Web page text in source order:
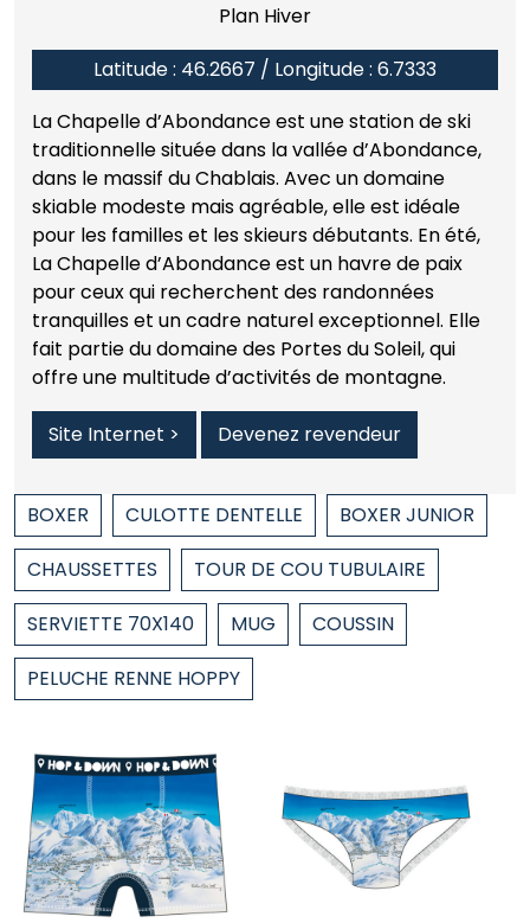
Plan Hiver
Latitude : 46.2667 / Longitude : 6.7333
La Chapelle d’Abondance est une station de ski
traditionnelle située dans la vallée d’Abondance,
dans le massif du Chablais. Avec un domaine
skiable modeste mais agréable, elle est idéale
pour les familles et les skieurs débutants. En été,
La Chapelle d’Abondance est un havre de paix
pour ceux qui recherchent des randonnées
tranquilles et un cadre naturel exceptionnel. Elle
fait partie du domaine des Portes du Soleil, qui
offre une multitude d’activités de montagne.
Site Internet > Devenez revendeur
BOXER CULOTTE DENTELLE
BOXER JUNIOR
CHAUSSETTES
TOUR DE COU TUBULAIRE
SERVIETTE 70X140
MUG
COUSSIN
PELUCHE RENNE HOPPY